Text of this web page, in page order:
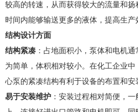
较高的转速，从而获得较大的流量和
时间内能够输送更多的液体，提高生产
结构设计方面
结构紧凑 ：占地面积小，泵体和电机
为简单，体积相对较小。在化工企业
心泵的紧凑结构有利于设备的布置和安
易于安装维护 ：安装过程相对简便，